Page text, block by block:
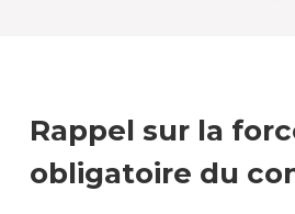
Rappel sur la
obligatoire du